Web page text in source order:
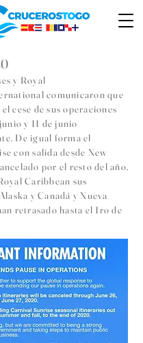
y Royal
comunicaron que
cese de sus operaciones
y 11 de junio
De igual forma el
con salida desde New
por el resto del año.
Caribbean sus
y Canadá y Nueva
retrasado hasta el 1ro de